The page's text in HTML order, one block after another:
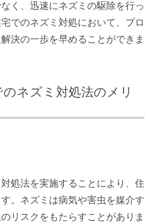
く、迅速にネズミの駆除を行っ
でのネズミ対処において、プロ
決の一歩を早めることができま
ネズミ対処法のメリ
処法を実施することにより、住
。ネズミは病気や害虫を媒介す
リスクをもたらすことがありま